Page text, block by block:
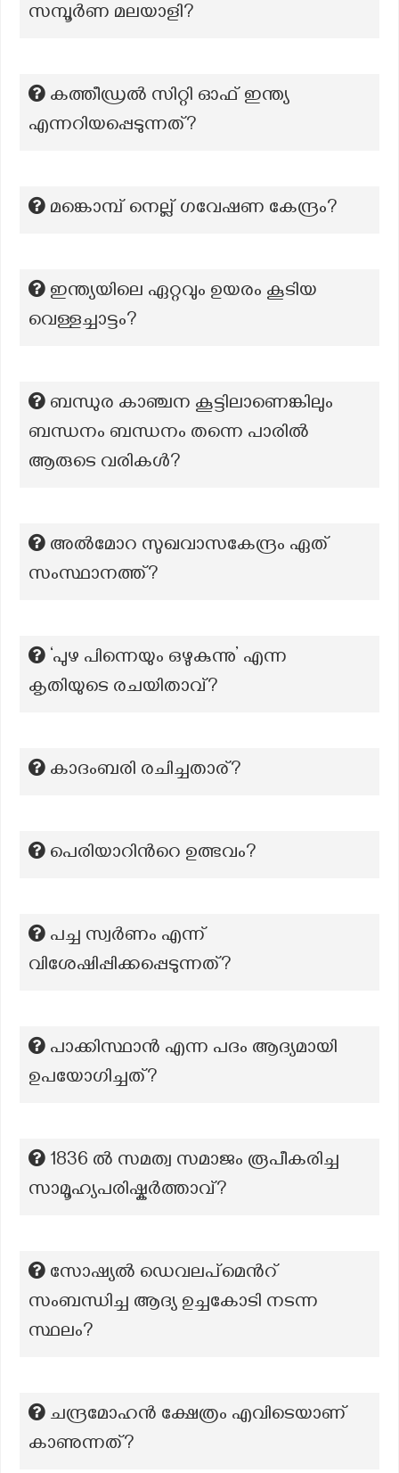
സമ്പൂർണ മലയാളി?
കത്തീഡ്രൽ സിറ്റി ഓഫ് ഇന്ത്യ
എന്നറിയപ്പെടുന്നത്?
മങ്കൊമ്പ് നെല്ല് ഗവേഷണ കേന്ദ്രം?
ഇന്ത്യയിലെ ഏറ്റവും ഉയരം കൂടിയ
വെള്ളച്ചാട്ടം?
ബന്ധുര കാഞ്ചന കൂട്ടിലാണെങ്കിലും
ബന്ധനം ബന്ധനം തന്നെ പാരിൽ
ആരുടെ വരികൾ?
അൽമോറ സുഖവാസകേന്ദ്രം ഏത്
സംസ്ഥാനത്ത്?
‘പുഴ പിന്നെയും ഒഴുകുന്നു’ എന്ന
കൃതിയുടെ രചയിതാവ്?
കാദംബരി രചിച്ചതാര്?
പെരിയാറിന്‍റെ ഉത്ഭവം?
പച്ച സ്വർണം എന്ന്
വിശേഷിപ്പിക്കപ്പെടുന്നത്?
പാക്കിസ്ഥാൻ എന്ന പദം ആദ്യമായി
ഉപയോഗിച്ചത്?
1836 ൽ സമത്വ സമാജം രൂപീകരിച്ച
സാമൂഹ്യപരിഷ്കർത്താവ്?
സോഷ്യൽ ഡെവലപ്മെൻറ്
സംബന്ധിച്ച ആദ്യ ഉച്ചകോടി നടന്ന
സ്ഥലം?
ചന്ദ്രമോഹൻ ക്ഷേത്രം എവിടെയാണ്
കാണുന്നത്?